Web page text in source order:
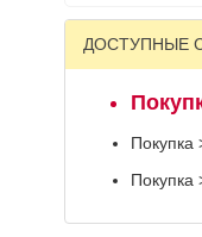
ДОСТУПНЫЕ
Покупка
Покупка